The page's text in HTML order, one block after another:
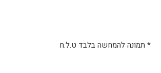
* תמונה להמחשה בלבד ט.ל.ח